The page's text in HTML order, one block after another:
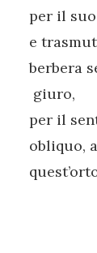
per il
e
berbera
giuro,
per il
obliquo,